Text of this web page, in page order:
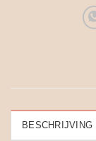
BESCHRIJVING